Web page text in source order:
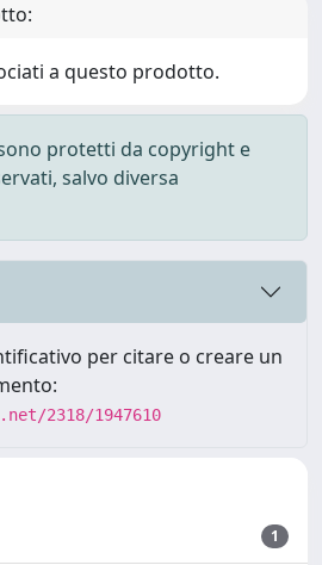
a questo prodotto.
protetti da copyright e
salvo diversa
per citare o creare un
2318/1947610
1